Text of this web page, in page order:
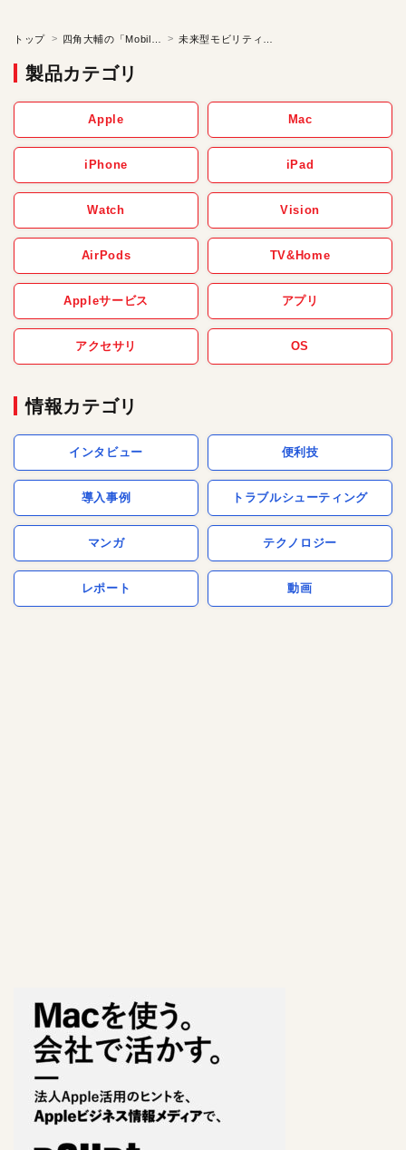
トップ
製品カテゴリ
Apple Mac
iPhone iPad
Watch Vision
AirPods TV&Home
Appleサービス アプリ
アクセサリ OS
情報カテゴリ
インタビュー 便利技
導入事例 トラブルシューティング
マンガ テクノロジー
レポート 動画